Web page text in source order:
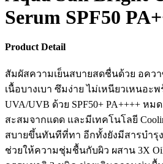
Serum SPF50
Product Detail
สัมผัสความเย็นสบายสดชื่นด้วย อคว
เนื้อบางเบา ซึมง่าย ไม่เหนียวเหนอะ
UVA/UVB ด้วย SPF50+ PA++++ หม
สะสมจากแดด และมีเทคโนโลยี
สบายขึ้นทันทีที่ทา อีกทั้งยังมีสารบำรุ
ช่วยให้ความชุ่มชื้นกับผิว ผสาน 3X